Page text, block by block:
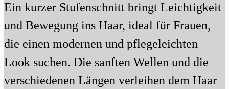
Ein kurzer Stufenschnitt bringt Leichtigkeit
und Bewegung ins Haar, ideal für Frauen,
die einen modernen und pflegeleichten
Look suchen. Die sanften Wellen und die
verschiedenen Längen verleihen dem Haar